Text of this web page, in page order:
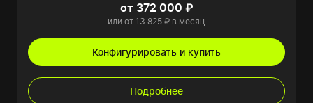
от 372 000 ₽
или от 13 825 ₽ в месяц
Конфигурировать и купить
Подробнее